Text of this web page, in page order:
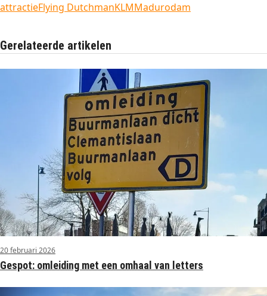
attractieFlying DutchmanKLMMadurodam
Gerelateerde artikelen
20 februari 2026
Gespot: omleiding met een omhaal van letters